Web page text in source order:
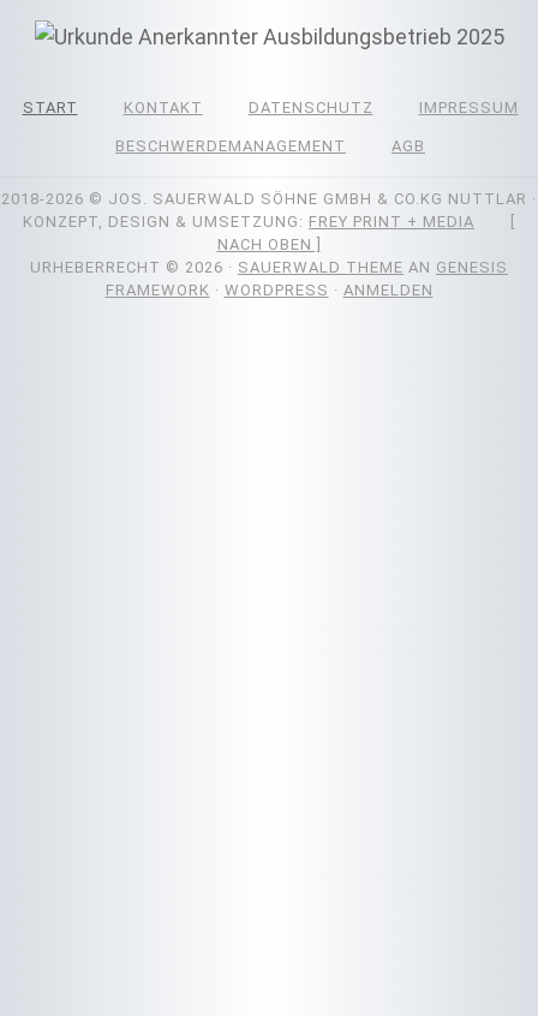
START KONTAKT DATENSCHUTZ IMPRESSUM
BESCHWERDEMANAGEMENT AGB
2018-2026 © JOS. SAUERWALD SÖHNE GMBH & CO.KG NUTTLAR ·
KONZEPT, DESIGN & UMSETZUNG: FREY PRINT + MEDIA
[
NACH OBEN ]
URHEBERRECHT © 2026 · SAUERWALD THEME AN GENESIS
FRAMEWORK · WORDPRESS · ANMELDEN